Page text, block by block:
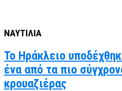
ΝΑΥΤΙΛΙΑ
Το Ηράκλειο
ένα από τα πιο
κρουαζιέρας